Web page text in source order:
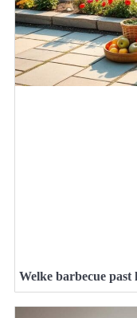
Welke barbecue